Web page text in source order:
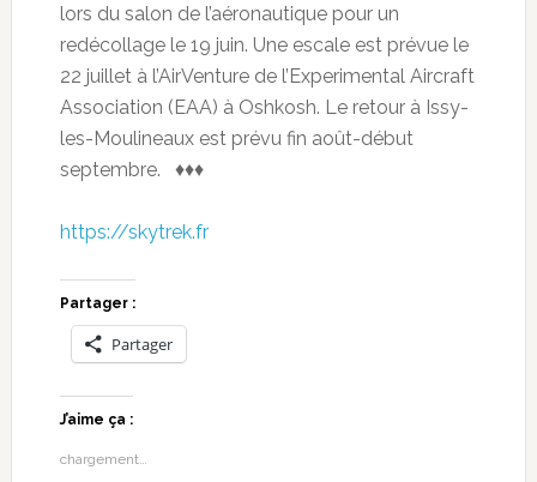
lors du salon de l’aéronautique pour un
redécollage le 19 juin. Une escale est prévue le
22 juillet à l’AirVenture de l’Experimental Aircraft
Association (EAA) à Oshkosh. Le retour à Issy-
les-Moulineaux est prévu fin août-début
septembre. ♦♦♦
https://skytrek.fr
Partager :
Partager
J’aime ça :
chargement…